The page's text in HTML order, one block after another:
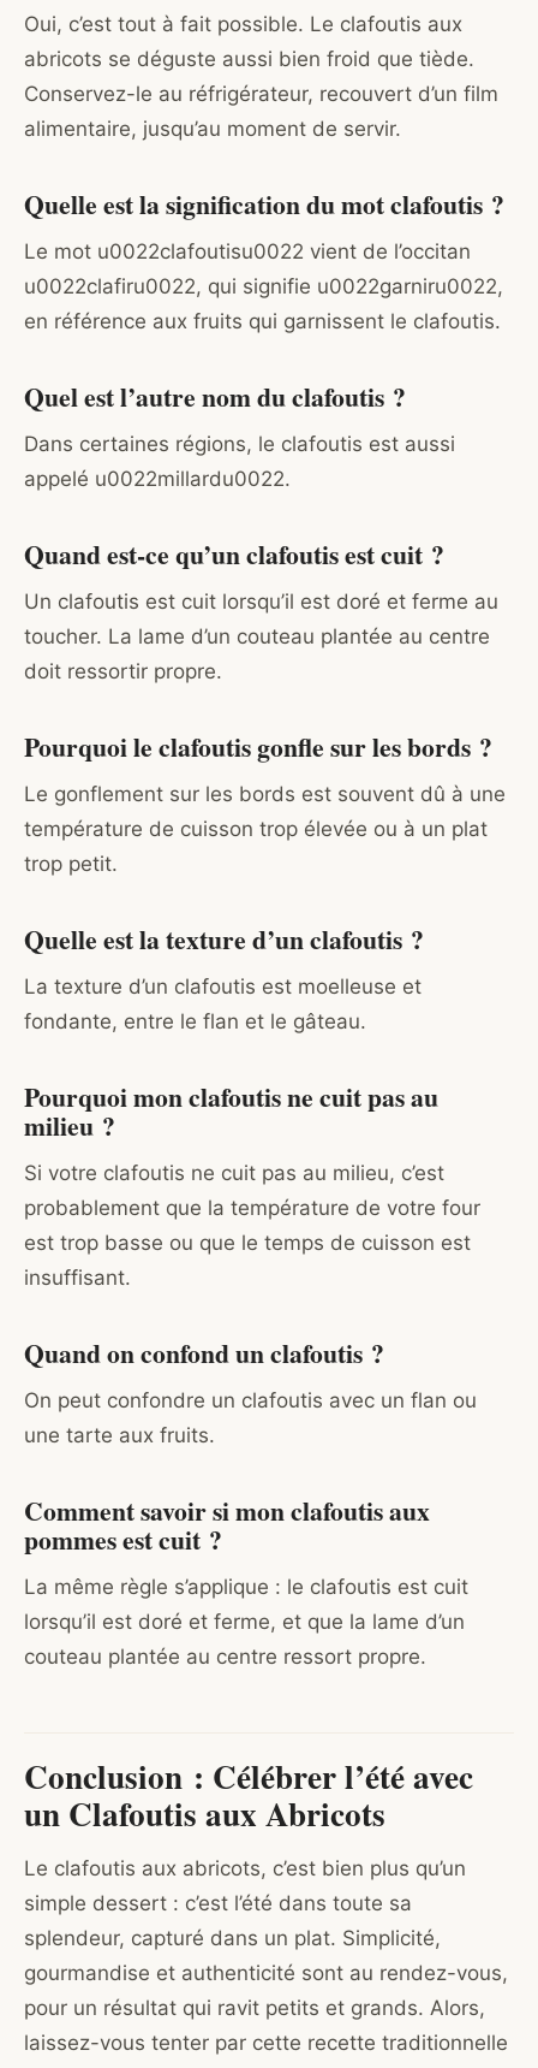
Oui, c’est tout à fait possible. Le clafoutis aux
abricots se déguste aussi bien froid que tiède.
Conservez-le au réfrigérateur, recouvert d’un film
alimentaire, jusqu’au moment de servir.
Quelle est la signification du mot clafoutis ?
Le mot u0022clafoutisu0022 vient de l’occitan
u0022clafiru0022, qui signifie u0022garniru0022,
en référence aux fruits qui garnissent le clafoutis.
Quel est l’autre nom du clafoutis ?
Dans certaines régions, le clafoutis est aussi
appelé u0022millardu0022.
Quand est-ce qu’un clafoutis est cuit ?
Un clafoutis est cuit lorsqu’il est doré et ferme au
toucher. La lame d’un couteau plantée au centre
doit ressortir propre.
Pourquoi le clafoutis gonfle sur les bords ?
Le gonflement sur les bords est souvent dû à une
température de cuisson trop élevée ou à un plat
trop petit.
Quelle est la texture d’un clafoutis ?
La texture d’un clafoutis est moelleuse et
fondante, entre le flan et le gâteau.
Pourquoi mon clafoutis ne cuit pas au
milieu ?
Si votre clafoutis ne cuit pas au milieu, c’est
probablement que la température de votre four
est trop basse ou que le temps de cuisson est
insuffisant.
Quand on confond un clafoutis ?
On peut confondre un clafoutis avec un flan ou
une tarte aux fruits.
Comment savoir si mon clafoutis aux
pommes est cuit ?
La même règle s’applique : le clafoutis est cuit
lorsqu’il est doré et ferme, et que la lame d’un
couteau plantée au centre ressort propre.
Conclusion : Célébrer l’été avec
un Clafoutis aux Abricots
Le clafoutis aux abricots, c’est bien plus qu’un
simple dessert : c’est l’été dans toute sa
splendeur, capturé dans un plat. Simplicité,
gourmandise et authenticité sont au rendez-vous,
pour un résultat qui ravit petits et grands. Alors,
laissez-vous tenter par cette recette traditionnelle